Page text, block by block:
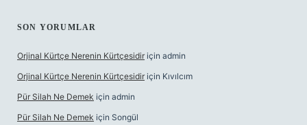
SON YORUMLAR
Orjinal Kürtçe Nerenin Kürtçesidir için admin
Orjinal Kürtçe Nerenin Kürtçesidir için Kıvılcım
Pür Silah Ne Demek için admin
Pür Silah Ne Demek için Songül